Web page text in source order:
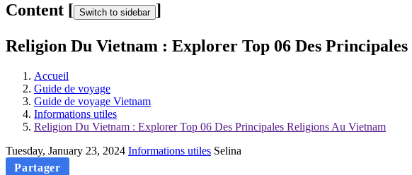
Content [ Switch to sidebar ]
Religion Du Vietnam : Explorer Top 06 Des
Accueil
Guide de voyage
Guide de voyage Vietnam
Informations utiles
Religion Du Vietnam : Explorer Top 06 Des Principales Religions Au Vietnam
Tuesday, January 23, 2024 Informations utiles Selina
Partager